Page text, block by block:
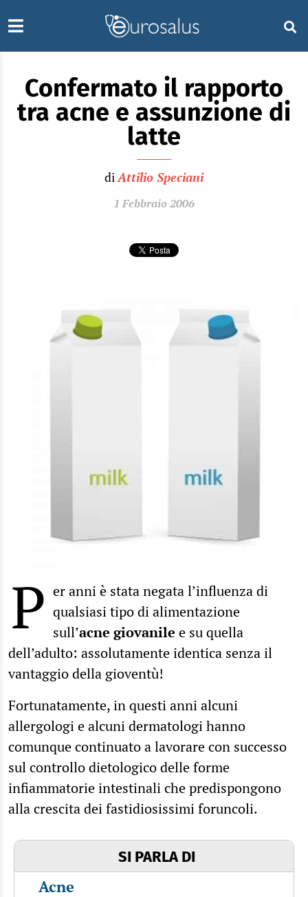
Confermato il rapporto
tra acne e assunzione di
latte
diAttilio Speciani
1 Febbraio 2006
P er anni è stata negata l’influenza di
qualsiasi tipo di alimentazione
sull’acne giovanile e su quella
dell’adulto: assolutamente identica senza il
vantaggio della gioventù!
Fortunatamente, in questi anni alcuni
allergologi e alcuni dermatologi hanno
comunque continuato a lavorare con successo
sul controllo dietologico delle forme
infiammatorie intestinali che predispongono
alla crescita dei fastidiosissimi foruncoli.
SI PARLA DI
Acne